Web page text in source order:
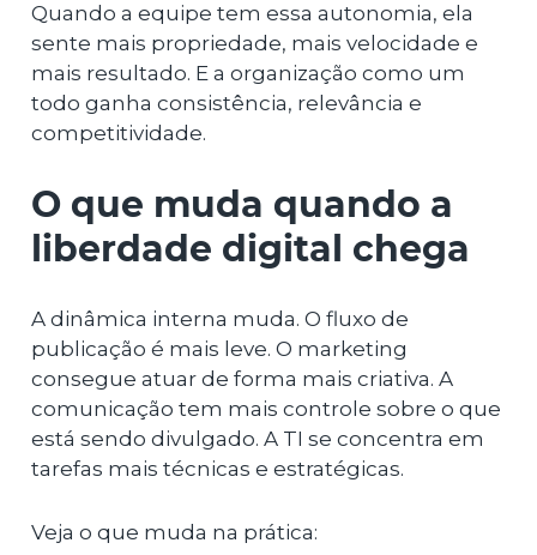
Quando a equipe tem essa autonomia, ela
sente mais propriedade, mais velocidade e
mais resultado. E a organização como um
todo ganha consistência, relevância e
competitividade.
O que muda quando a
liberdade digital chega
A dinâmica interna muda. O fluxo de
publicação é mais leve. O marketing
consegue atuar de forma mais criativa. A
comunicação tem mais controle sobre o que
está sendo divulgado. A TI se concentra em
tarefas mais técnicas e estratégicas.
Veja o que muda na prática: